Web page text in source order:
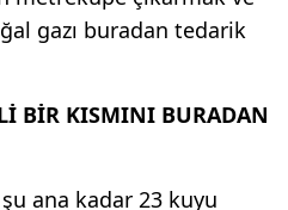
gazı buradan tedarik
BİR KISMINI BURADAN
şu ana kadar 23 kuyu